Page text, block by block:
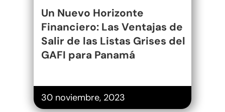
Un Nuevo Horizonte
Financiero: Las Ventajas de
Salir de las Listas Grises del
GAFI para Panamá
30 noviembre, 2023
Bienes Raíces
Corporativo
Cumplimiento
Biblioteca Legal
¿Qué Es FOCUS?
Español